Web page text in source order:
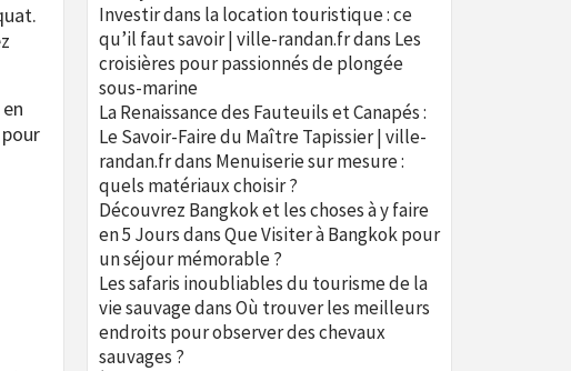
Investir dans la location touristique : ce
qu’il faut savoir | ville-randan.frdans Les
croisières pour passionnés de plongée
sous-marine
La Renaissance des Fauteuils et Canapés :
Le Savoir-Faire du Maître Tapissier | ville-
randan.frdans Menuiserie sur mesure :
quels matériaux choisir ?
Découvrez Bangkok et les choses à y faire
en 5 JoursdansQue Visiter à Bangkok pour
un séjour mémorable ?
Les safaris inoubliables du tourisme de la
vie sauvagedansOù trouver les meilleurs
endroits pour observer des chevaux
sauvages ?